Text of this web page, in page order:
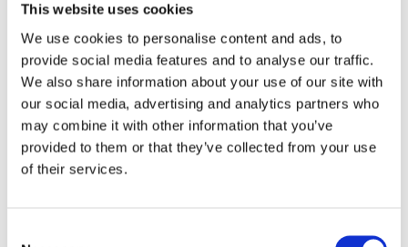
This website uses cookies
We use cookies to personalise content and ads, to
provide social media features and to analyse our traffic.
We also share information about your use of our site with
our social media, advertising and analytics partners who
may combine it with other information that you’ve
provided to them or that they’ve collected from your use
of their services.
relativi alla presenza di carte compromesse
appartenenti ai propri circuiti, brand, servizi, ma
anchedati parziali e/o recuperati,analisie
possibilisuggerimentisulle azioni di mitigazione
da adottare.Molto spesso, però,queste
informazioni non sono pienamente fruibili
possono risultare obsolete, essere relative a
carte già scadute, essere incomplete (e quindi